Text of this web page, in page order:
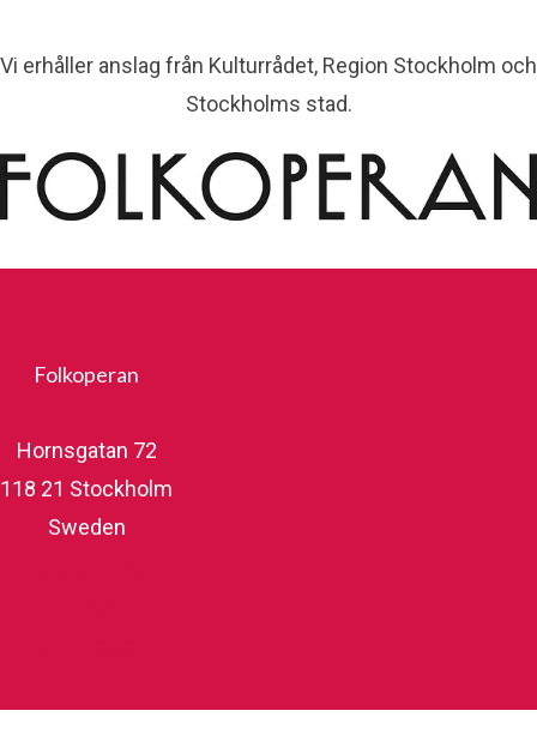
Vi erhåller anslag från Kulturrådet, Region Stockholm och
Stockholms stad.
Folkoperan
Hornsgatan 72
118 21 Stockholm
Sweden